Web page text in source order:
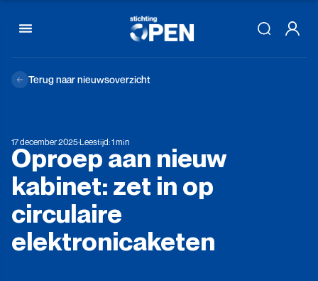
Terug naar nieuwsoverzicht
17 december 2025·Leestijd: 1 min
Oproep aan nieuw
kabinet: zet in op
circulaire
elektronicaketen